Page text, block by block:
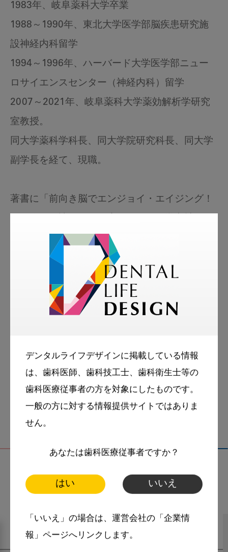
デンタルライフデザインに掲載している情報
は、歯科医師、歯科技工士、歯科衛生士等の
歯科医療従事者の方を対象にしたものです。
一般の方に対する情報提供サイトではありま
せん。
あなたは歯科医療従事者ですか？
はい いいえ
「いいえ」の場合は、運営会社の「企業情
報」ページへリンクします。
1983年、岐阜薬科大学卒業
1988～1990年、東北大学医学部脳疾患研究施
設神経内科留学
1994～1996年、ハーバード大学医学部ニュー
ロサイエンスセンター（神経内科）留学
2007～2021年、岐阜薬科大学薬効解析学研究
室教授。
同大学薬科学科長、同大学院研究科長、同大学
副学長を経て、現職。
著書に「前向き脳でエンジョイ・エイジング！
「なにはともあれ元気が一番！（知って損なし
脳・心・からだ・くすりのお話）」（アンデパ
本学ホームページ：
https://www.gifu-pu.ac.jp/
tags スマイル＋アーカイブ
歯科と薬 生薬 薬学
関連記事